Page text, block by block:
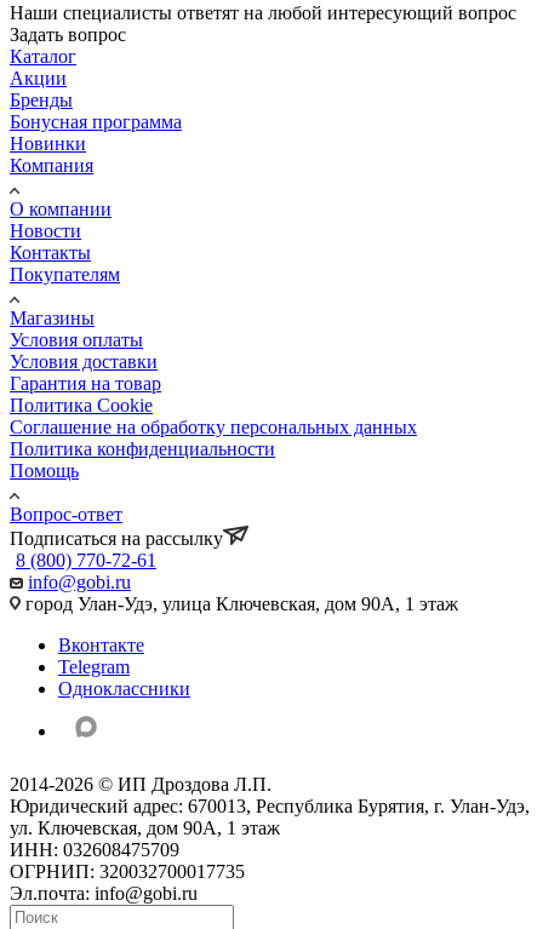
Наши специалисты ответят на любой интересующий вопрос
Задать вопрос
Каталог
Акции
Бренды
Бонусная программа
Новинки
Компания
О компании
Новости
Контакты
Покупателям
Магазины
Условия оплаты
Условия доставки
Гарантия на товар
Политика Cookie
Соглашение на обработку персональных данных
Политика конфиденциальности
Помощь
Вопрос-ответ
Подписаться на рассылку
8 (800) 770-72-61
info@gobi.ru
город Улан-Удэ, улица Ключевская, дом 90А, 1 этаж
Вконтакте
Telegram
Одноклассники
2014-2026 © ИП Дроздова Л.П.
Юридический адрес: 670013, Республика Бурятия, г. Улан-Удэ,
ул. Ключевская, дом 90А, 1 этаж
ИНН: 032608475709
ОГРНИП: 320032700017735
Эл.почта: info@gobi.ru